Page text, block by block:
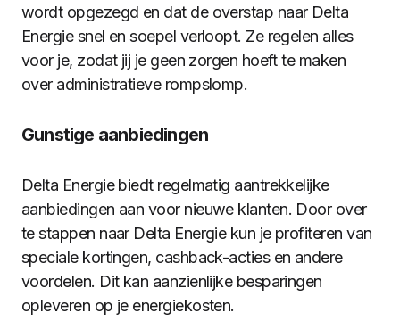
wordt opgezegd en dat de overstap naar Delta
Energie snel en soepel verloopt. Ze regelen alles
voor je, zodat jij je geen zorgen hoeft te maken
over administratieve rompslomp.
Gunstige aanbiedingen
Delta Energie biedt regelmatig aantrekkelijke
aanbiedingen aan voor nieuwe klanten. Door over
te stappen naar Delta Energie kun je profiteren van
speciale kortingen, cashback-acties en andere
voordelen. Dit kan aanzienlijke besparingen
opleveren op je energiekosten.